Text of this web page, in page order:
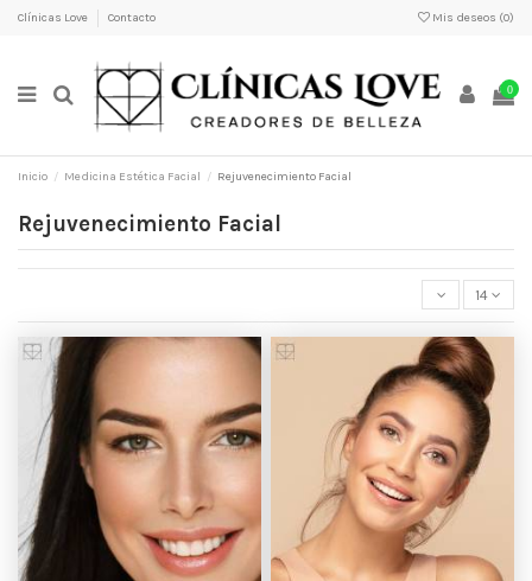
Clínicas Love Contacto Mis deseos (0)
0
Inicio Medicina Estética Facial Rejuvenecimiento Facial
Rejuvenecimiento Facial
14